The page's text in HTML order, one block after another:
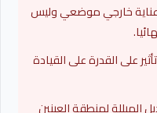
خارجي موضعي وليس
على القدرة على القيادة
المبللة لمنطقة العينين